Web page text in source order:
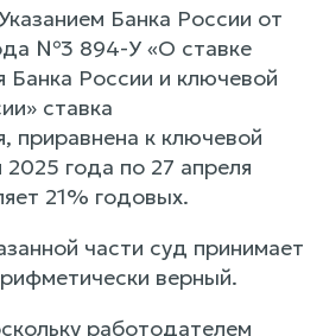
Банка России от
№3 894-У «О ставке
Банка России и ключевой
ставка
приравнена к ключевой
2025 года по 27 апреля
21% годовых.
части суд принимает
верный.
работодателем